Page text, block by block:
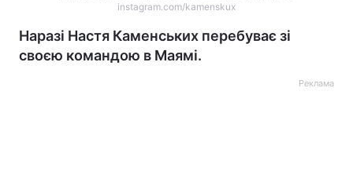
instagram.com/kamenskux
Наразі Настя Каменських перебуває зі
своєю командою в Маямі.
Реклама